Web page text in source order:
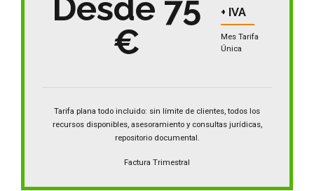
€
+ IVA
Mes Tarifa
Única
Tarifa plana todo incluido: sin límite de clientes, todos los
recursos disponibles, asesoramiento y consultas jurídicas,
repositorio documental.
Factura Trimestral